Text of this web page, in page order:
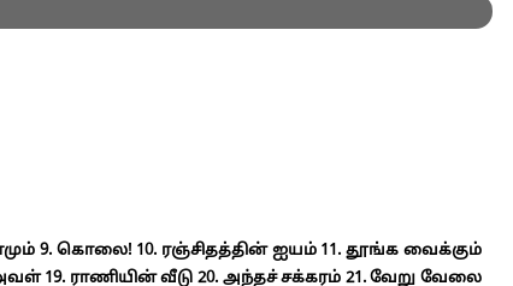
9. கொலை! 10. ரஞ்சிதத்தின் ஐயம் 11. தூங்க வைக்கும்
19. ராணியின் வீடு 20. அந்தச் சக்கரம் 21. வேறு வேலை